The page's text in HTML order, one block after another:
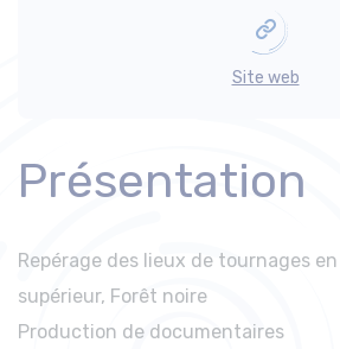
Site web
Présentation
Repérage des lieux de tournages
supérieur, Forêt noire
Production de documentaires